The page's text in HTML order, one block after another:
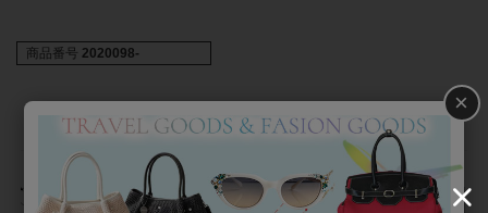
商品番号 2020098-
返品について
×